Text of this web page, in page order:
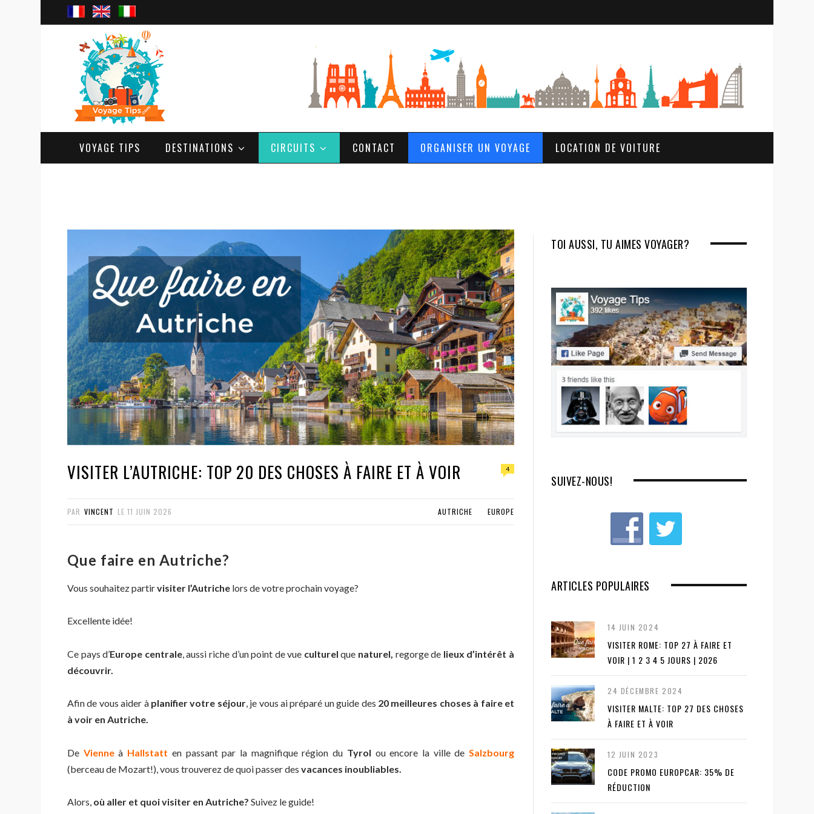
r
c
h
VOYAGE TIPS DESTINATIONS CIRCUITS CONTACT ORGANISER UN VOYAGE LOCATION DE VOITURE
VISITER L’AUTRICHE: TOP 20 DES CHOSES À FAIRE ET À VOIR 4
PAR VINCENT LE 11 JUIN 2026 AUTRICHE EUROPE
Que faire en Autriche?
Vous souhaitez partirvisiter l’Autriche lors de votre prochain voyage?
Excellente idée!
Ce pays d’Europe centrale, aussi riche d’un point de vue culturel que naturel, regorge de lieux d’intérêt à
découvrir.
Afin de vous aider à planifier votre séjour, je vous ai préparé un guide des 20 meilleures choses à faire et
à voir en Autriche.
De Vienneà Hallstatt en passant par la magnifique région du Tyrol ou encore la ville de Salzbourg
(berceau de Mozart!), vous trouverez de quoi passer des vacances inoubliables.
Alors, où aller et quoi visiter en Autriche? Suivez le guide!
TOI AUSSI, TU AIMES VOYAGER?
SUIVEZ-NOUS!
ARTICLES POPULAIRES
14 JUIN 2024
VISITER ROME: TOP 27 À FAIRE ET
VOIR | 1 2 3 4 5 JOURS | 2026
24 DÉCEMBRE 2024
VISITER MALTE: TOP 27 DES CHOSES
À FAIRE ET À VOIR
12 JUIN 2023
CODE PROMO EUROPCAR: 35% DE
RÉDUCTION